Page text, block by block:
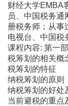
财经大学EMBA
员、中国税务
册税务师；从事
电视台、中国税
课程内容: 第一
税筹划的相关概
税筹划的特征
纳税筹划的原则
纳税筹划的好处
当前避税的重点